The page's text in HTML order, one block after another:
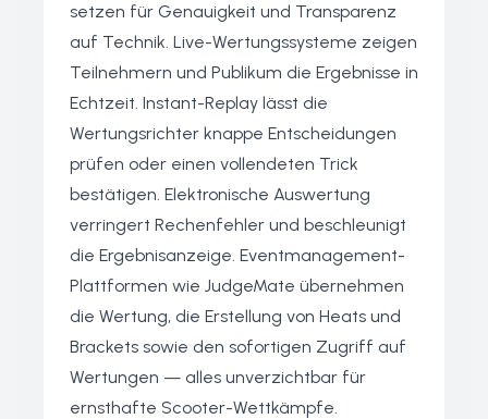
setzen für Genauigkeit und Transparenz
auf Technik. Live-Wertungssysteme zeigen
Teilnehmern und Publikum die Ergebnisse in
Echtzeit. Instant-Replay lässt die
Wertungsrichter knappe Entscheidungen
prüfen oder einen vollendeten Trick
bestätigen. Elektronische Auswertung
verringert Rechenfehler und beschleunigt
die Ergebnisanzeige. Eventmanagement-
Plattformen wie JudgeMate übernehmen
die Wertung, die Erstellung von Heats und
Brackets sowie den sofortigen Zugriff auf
Wertungen — alles unverzichtbar für
ernsthafte Scooter-Wettkämpfe.